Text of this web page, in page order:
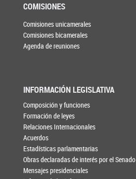
COMISIONES
Comisiones unicamerales
Comisiones bicamerales
Agenda de reuniones
INFORMACIÓN LEGISLATIVA
Composición y funciones
Formación de leyes
Relaciones Internacionales
Acuerdos
Estadísticas parlamentarias
Obras declaradas de interés por el Senado
Mensajes presidenciales